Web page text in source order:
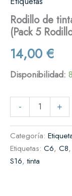
Rodillo de
(Pack 5
14,00 €
Disponibilidad:
- +
Categoría:
Etiquetas: C6, C8,
S16,tinta